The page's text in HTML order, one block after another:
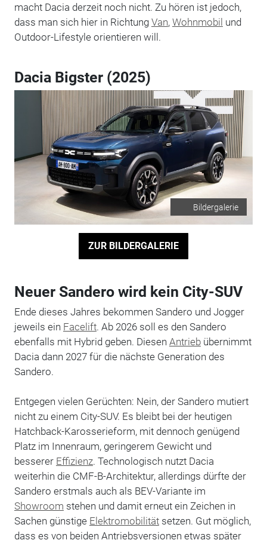
macht Dacia derzeit noch nicht. Zu hören ist jedoch,
dass man sich hier in Richtung Van, Wohnmobil und
Outdoor-Lifestyle orientieren will.
Dacia Bigster (2025)
Bildergalerie
ZUR BILDERGALERIE
Neuer Sandero wird kein City-SUV
Ende dieses Jahres bekommen Sandero und Jogger
jeweils ein Facelift. Ab 2026 soll es den Sandero
ebenfalls mit Hybrid geben. Diesen Antriebübernimmt
Dacia dann 2027 für die nächste Generation des
Sandero.
Entgegen vielen Gerüchten: Nein, der Sandero mutiert
nicht zu einem City-SUV. Es bleibt bei der heutigen
Hatchback-Karosserieform, mit dennoch genügend
Platz im Innenraum, geringerem Gewicht und
besserer Effizienz. Technologisch nutzt Dacia
weiterhin die CMF-B-Architektur, allerdings dürfte der
Sandero erstmals auch als BEV-Variante im
Showroom stehen und damit erneut ein Zeichen in
Sachen günstige Elektromobilitätsetzen. Gut möglich,
dass es von beiden Antriebsversionen etwas später